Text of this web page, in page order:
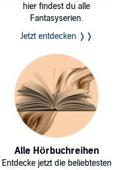
hier findest du alle
Fantasyserien.
Jetzt entdecken ❭❭
Alle Hörbuchreihen
Entdecke jetzt die beliebtesten